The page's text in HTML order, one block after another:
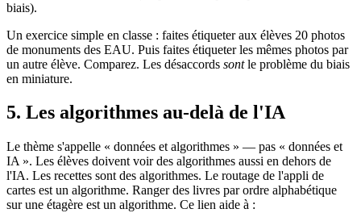
biais).
Un exercice simple en classe : faites étiqueter aux élèves 20 photos
de monuments des EAU. Puis faites étiqueter les mêmes photos par
un autre élève. Comparez. Les désaccords sontle problème du biais
en miniature.
5. Les algorithmes au-delà de l'IA
Le thème s'appelle « données et algorithmes » — pas « données et
IA ». Les élèves doivent voir des algorithmes aussi en dehors de
l'IA. Les recettes sont des algorithmes. Le routage de l'appli de
cartes est un algorithme. Ranger des livres par ordre alphabétique
sur une étagère est un algorithme. Ce lien aide à :